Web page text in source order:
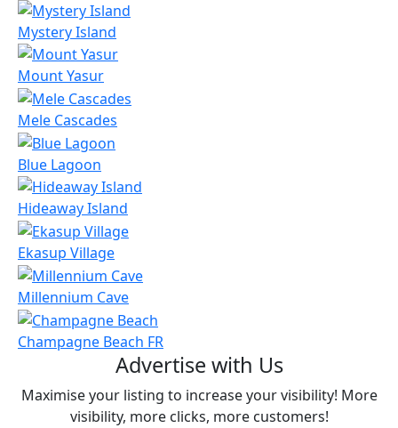
Mystery Island
Mount Yasur
Mele Cascades
Blue Lagoon
Hideaway Island
Ekasup Village
Millennium Cave
Champagne Beach FR
Advertise with Us
Maximise your listing to increase your visibility! More
visibility, more clicks, more customers!